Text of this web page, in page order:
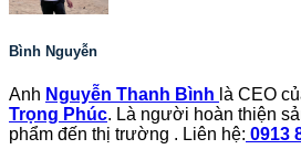
Bình Nguyễn
Anh Nguyễn Thanh Bình là CEO
Trọng Phúc. Là người hoàn thiện
phẩm đến thị trường . Liên hệ: 0913